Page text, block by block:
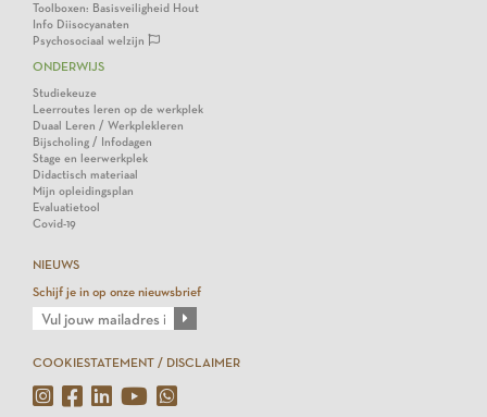
Toolboxen: Basisveiligheid Hout
Info Diisocyanaten
Psychosociaal welzijn
ONDERWIJS
Studiekeuze
Leerroutes leren op de werkplek
Duaal Leren / Werkplekleren
Bijscholing / Infodagen
Stage en leerwerkplek
Didactisch materiaal
Mijn opleidingsplan
Evaluatietool
Covid-19
NIEUWS
Schijf je in op onze nieuwsbrief
COOKIESTATEMENT / DISCLAIMER